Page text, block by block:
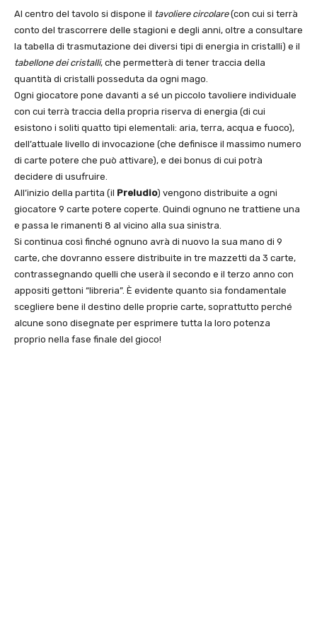
Al centro del tavolo si dispone il tavoliere circolare(con cui si terrà
conto del trascorrere delle stagioni e degli anni, oltre a consultare
la tabella di trasmutazione dei diversi tipi di energia in cristalli) e il
tabellone dei cristalli, che permetterà di tener traccia della
quantità di cristalli posseduta da ogni mago.
Ogni giocatore pone davanti a sé un piccolo tavoliere individuale
con cui terrà traccia della propria riserva di energia (di cui
esistono i soliti quatto tipi elementali: aria, terra, acqua e fuoco),
dell’attuale livello di invocazione (che definisce il massimo numero
di carte potere che può attivare), e dei bonus di cui potrà
decidere di usufruire.
All’inizio della partita (il Preludio) vengono distribuite a ogni
giocatore 9 carte potere coperte. Quindi ognuno ne trattiene una
e passa le rimanenti 8 al vicino alla sua sinistra.
Si continua così finché ognuno avrà di nuovo la sua mano di 9
carte, che dovranno essere distribuite in tre mazzetti da 3 carte,
contrassegnando quelli che userà il secondo e il terzo anno con
appositi gettoni “libreria”. È evidente quanto sia fondamentale
scegliere bene il destino delle proprie carte, soprattutto perché
alcune sono disegnate per esprimere tutta la loro potenza
proprio nella fase finale del gioco!